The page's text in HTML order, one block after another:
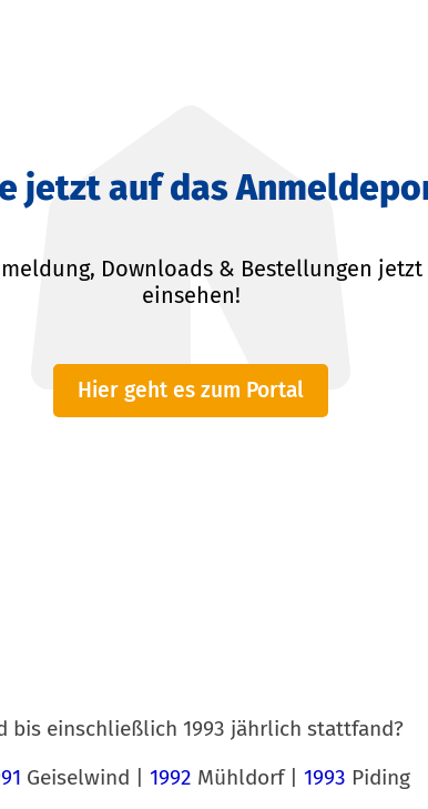
jetzt auf das
Downloads & Bestellungen
einsehen!
Hier geht es zum Portal
bis einschließlich 1993 jährlich stattfand?
Geiselwind | 1992 Mühldorf | 1993 Piding